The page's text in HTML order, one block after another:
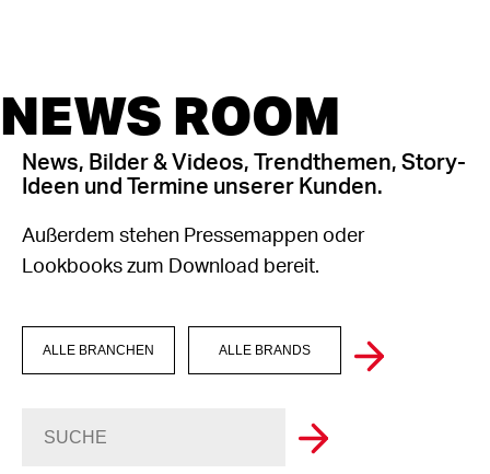
NEWS ROOM
News, Bilder & Videos, Trendthemen, Story-
Ideen und Termine unserer Kunden.
Außerdem stehen Pressemappen oder
Lookbooks zum Download bereit.
ALLE BRANCHEN ALLE BRANDS